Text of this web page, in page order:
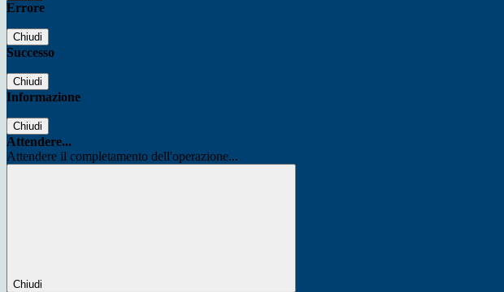
Errore
Chiudi
Successo
Chiudi
Informazione
Chiudi
Attendere...
Attendere il completamento dell'operazione...
Chiudi